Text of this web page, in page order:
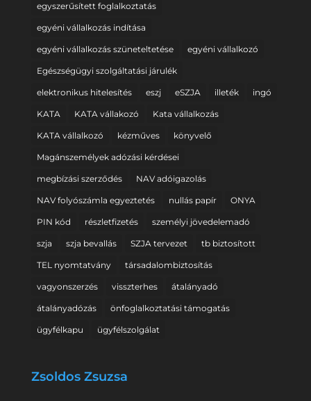
egyszerűsített foglalkoztatás
egyéni vállalkozás indítása
egyéni vállalkozás szüneteltetése egyéni vállalkozó
Egészségügyi szolgáltatási járulék
elektronikus hitelesítés eszj eSZJA illeték ingó
KATA KATA vállakozó Kata vállalkozás
KATA vállalkozó kézműves könyvelő
Magánszemélyek adózási kérdései
megbízási szerződés NAV adóigazolás
NAV folyószámla egyeztetés nullás papír ONYA
PIN kód részletfizetés személyi jövedelemadó
szja szja bevallás SZJA tervezet tb biztosított
TEL nyomtatvány társadalombiztosítás
vagyonszerzés visszterhes átalányadó
átalányadózás önfoglalkoztatási támogatás
ügyfélkapu ügyfélszolgálat
Zsoldos Zsuzsa